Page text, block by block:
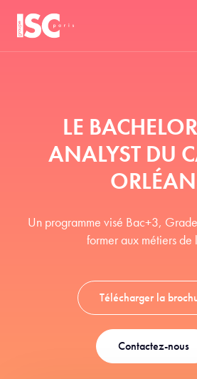
LE
ANALYST DU
Un programme visé Bac+3,
former aux métiers de
Télécharger la
Contactez-nous